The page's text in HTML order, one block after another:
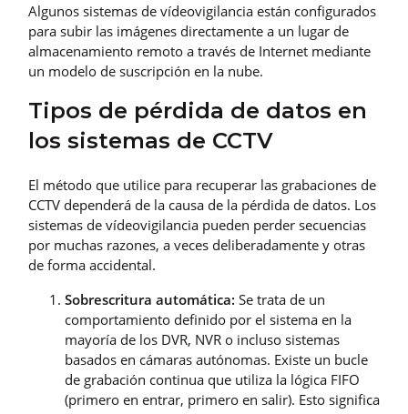
Algunos sistemas de vídeovigilancia están configurados
para subir las imágenes directamente a un lugar de
almacenamiento remoto a través de Internet mediante
un modelo de suscripción en la nube.
Tipos de pérdida de datos en
los sistemas de CCTV
El método que utilice para recuperar las grabaciones de
CCTV dependerá de la causa de la pérdida de datos. Los
sistemas de vídeovigilancia pueden perder secuencias
por muchas razones, a veces deliberadamente y otras
de forma accidental.
Sobrescritura automática: Se trata de un
comportamiento definido por el sistema en la
mayoría de los DVR, NVR o incluso sistemas
basados en cámaras autónomas. Existe un bucle
de grabación continua que utiliza la lógica FIFO
(primero en entrar, primero en salir). Esto significa